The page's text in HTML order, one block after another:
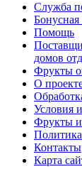
Служба
Помощь
домов
Фрукты
О
Условия
Фрукты
Контакты
Карта